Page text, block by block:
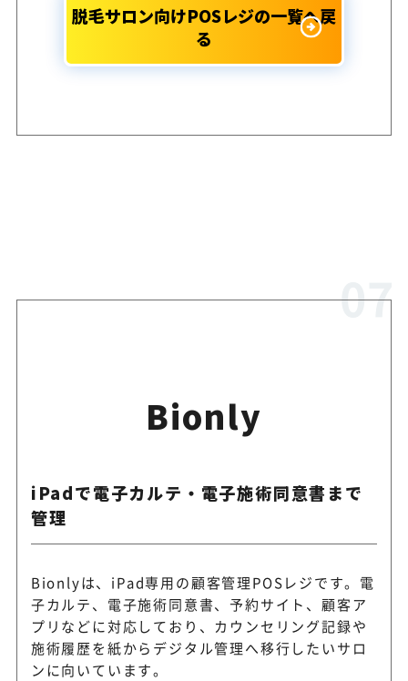
脱毛サロン向けPOSレジの一覧へ戻
る
Bionly
iPadで電子カルテ・電子施術同意書まで
管理
Bionlyは、iPad専用の顧客管理POSレジです。電
子カルテ、電子施術同意書、予約サイト、顧客ア
プリなどに対応しており、カウンセリング記録や
施術履歴を紙からデジタル管理へ移行したいサロ
ンに向いています。